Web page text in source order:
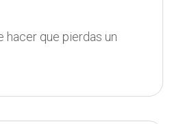
hacer que pierdas un